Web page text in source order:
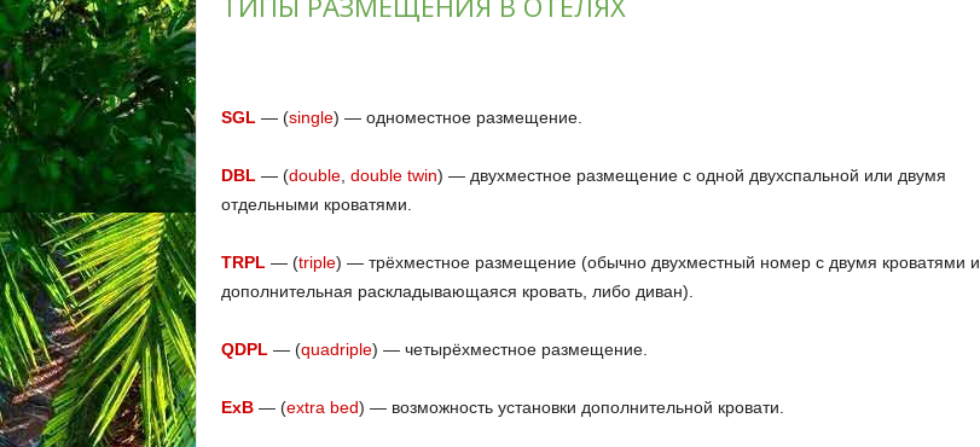
SGL — (single) — одноместное размещение.
DBL — (double, double twin) — двухместное размещение с одной двухспальной или двумя
отдельными кроватями.
TRPL — (triple) — трёхместное размещение (обычно двухместный номер с двумя кроватями и
дополнительная раскладывающаяся кровать, либо диван).
QDPL — (quadriple) — четырёхместное размещение.
ExB— (extra bed) — возможность установки дополнительной кровати.